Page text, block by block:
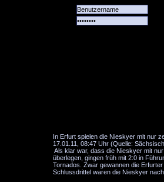
In Erfurt spielen die Nieskyer mit nur
17.01.11, 08:47 Uhr (Quelle:
Als klar war, dass die Nieskyer mit
überlegen, gingen früh mit 2:0 in
Tornados. Zwar gewannen die
Schlussdrittel waren die Nieskyer